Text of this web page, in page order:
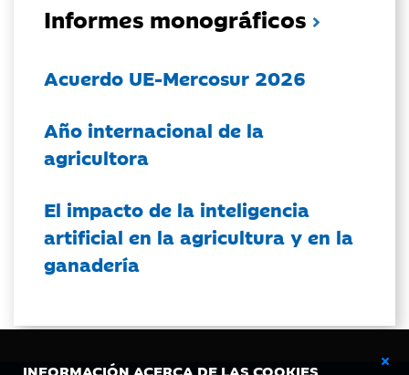
INFORMACIÓN ACERCA DE LAS COOKIES
Informes monográficos
Acuerdo UE-Mercosur 2026
Año internacional de la
agricultora
El impacto de la inteligencia
artificial en la agricultura y en la
ganadería